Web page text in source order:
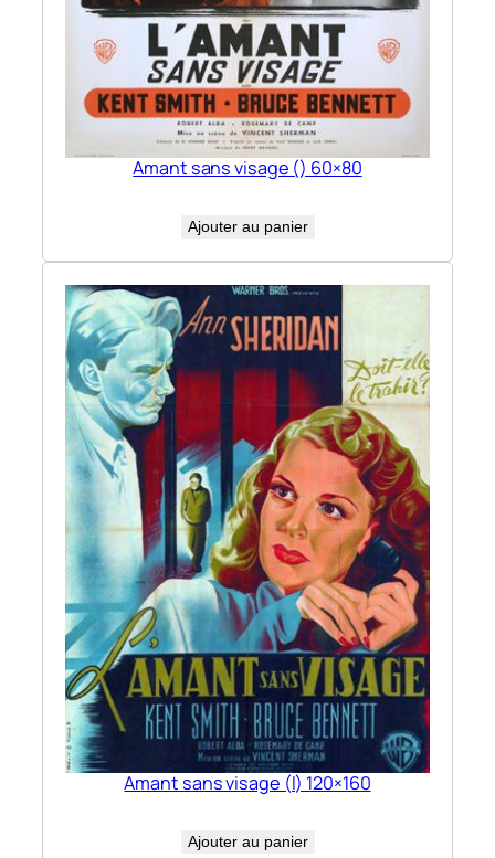
Amant sans visage () 60×80
Ajouter au panier
Amant sans visage (l) 120×160
Ajouter au panier